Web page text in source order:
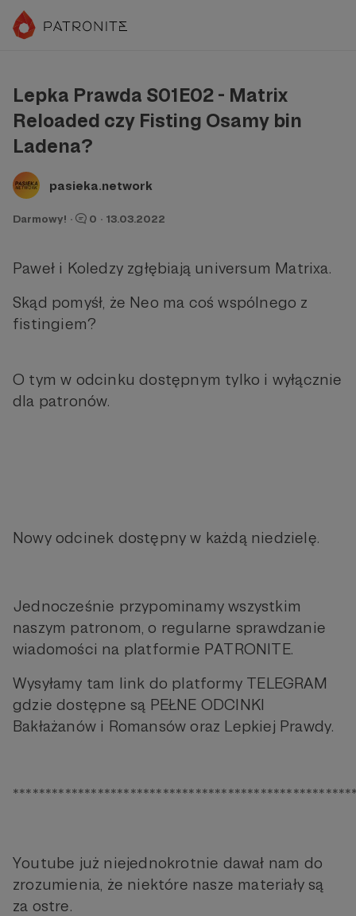
Lepka Prawda S01E02 - Matrix
Reloaded czy Fisting Osamy bin
Ladena?
pasieka.network
Darmowy! · 0 · 13.03.2022
Paweł i Koledzy zgłębiają universum Matrixa.
Skąd pomyśł, że Neo ma coś wspólnego z
fistingiem?
O tym w odcinku dostępnym tylko i wyłącznie
dla patronów.
Nowy odcinek dostępny w każdą niedzielę.
Jednocześnie przypominamy wszystkim
naszym patronom, o regularne sprawdzanie
wiadomości na platformie PATRONITE.
Wysyłamy tam link do platformy TELEGRAM
gdzie dostępne są PEŁNE ODCINKI
Bakłażanów i Romansów oraz Lepkiej Prawdy.
Youtube już niejednokrotnie dawał nam do
zrozumienia, że niektóre nasze materiały są
za ostre.